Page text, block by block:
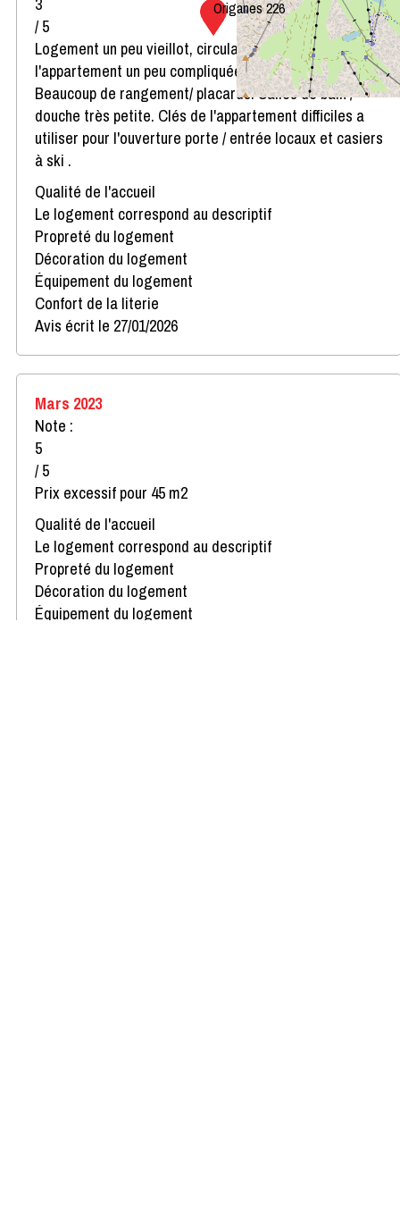
Origanes 226
/ 5
Logement un peu vieillot, circulation dans
l'appartement un peu compliquée a 6 personnes.
Beaucoup de rangement/ placards. Salles de bain /
douche très petite. Clés de l'appartement difficiles a
utiliser pour l'ouverture porte / entrée locaux et casiers
à ski .
Qualité de l'accueil
Le logement correspond au descriptif
Propreté du logement
Décoration du logement
Équipement du logement
Confort de la literie
Avis écrit le 27/01/2026
Mars 2023
Note :
5
/ 5
Prix excessif pour 45 m2
Qualité de l'accueil
Le logement correspond au descriptif
Propreté du logement
Décoration du logement
Équipement du logement